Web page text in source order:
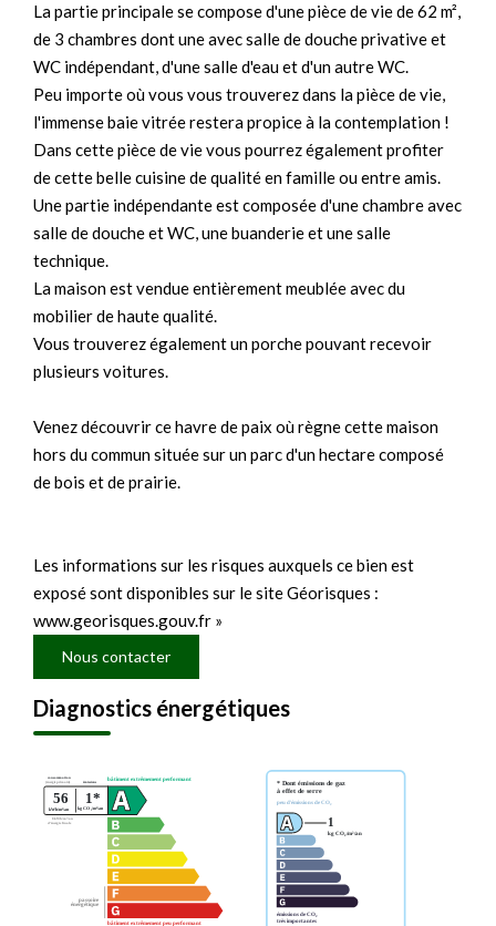
La partie principale se compose d'une pièce de vie de 62 m²,
de 3 chambres dont une avec salle de douche privative et
WC indépendant, d'une salle d'eau et d'un autre WC.
Peu importe où vous vous trouverez dans la pièce de vie,
l'immense baie vitrée restera propice à la contemplation !
Dans cette pièce de vie vous pourrez également profiter
de cette belle cuisine de qualité en famille ou entre amis.
Une partie indépendante est composée d'une chambre avec
salle de douche et WC, une buanderie et une salle
technique.
La maison est vendue entièrement meublée avec du
mobilier de haute qualité.
Vous trouverez également un porche pouvant recevoir
plusieurs voitures.
Venez découvrir ce havre de paix où règne cette maison
hors du commun située sur un parc d'un hectare composé
de bois et de prairie.
Les informations sur les risques auxquels ce bien est
exposé sont disponibles sur le site Géorisques :
www.georisques.gouv.fr »
Nous contacter
Diagnostics énergétiques